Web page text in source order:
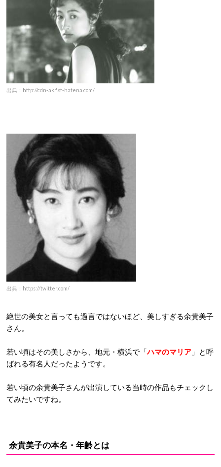
出典：http://cdn-ak.f.st-hatena.com/
出典：https://twitter.com/
絶世の美女と言っても過言ではないほど、美しすぎる余貴美子
さん。
若い頃はその美しさから、地元・横浜で「ハマのマリア 」と呼
ばれる有名人だったようです。
若い頃の余貴美子さんが出演している当時の作品もチェックし
てみたいですね。
余貴美子の本名・年齢とは